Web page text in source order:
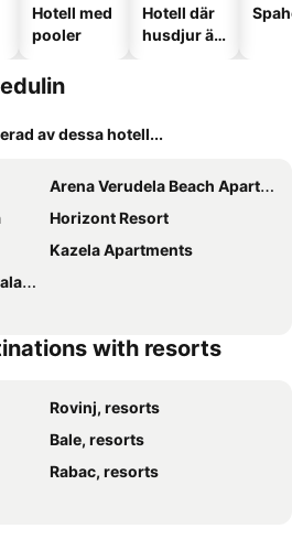
Hotell med
pooler
Hotell där
husdjur är
av dessa hotell...
Arena Verudela Beach Apartments
Horizont Resort
Kazela Apartments
with resorts
Rovinj, resorts
Bale, resorts
Rabac, resorts